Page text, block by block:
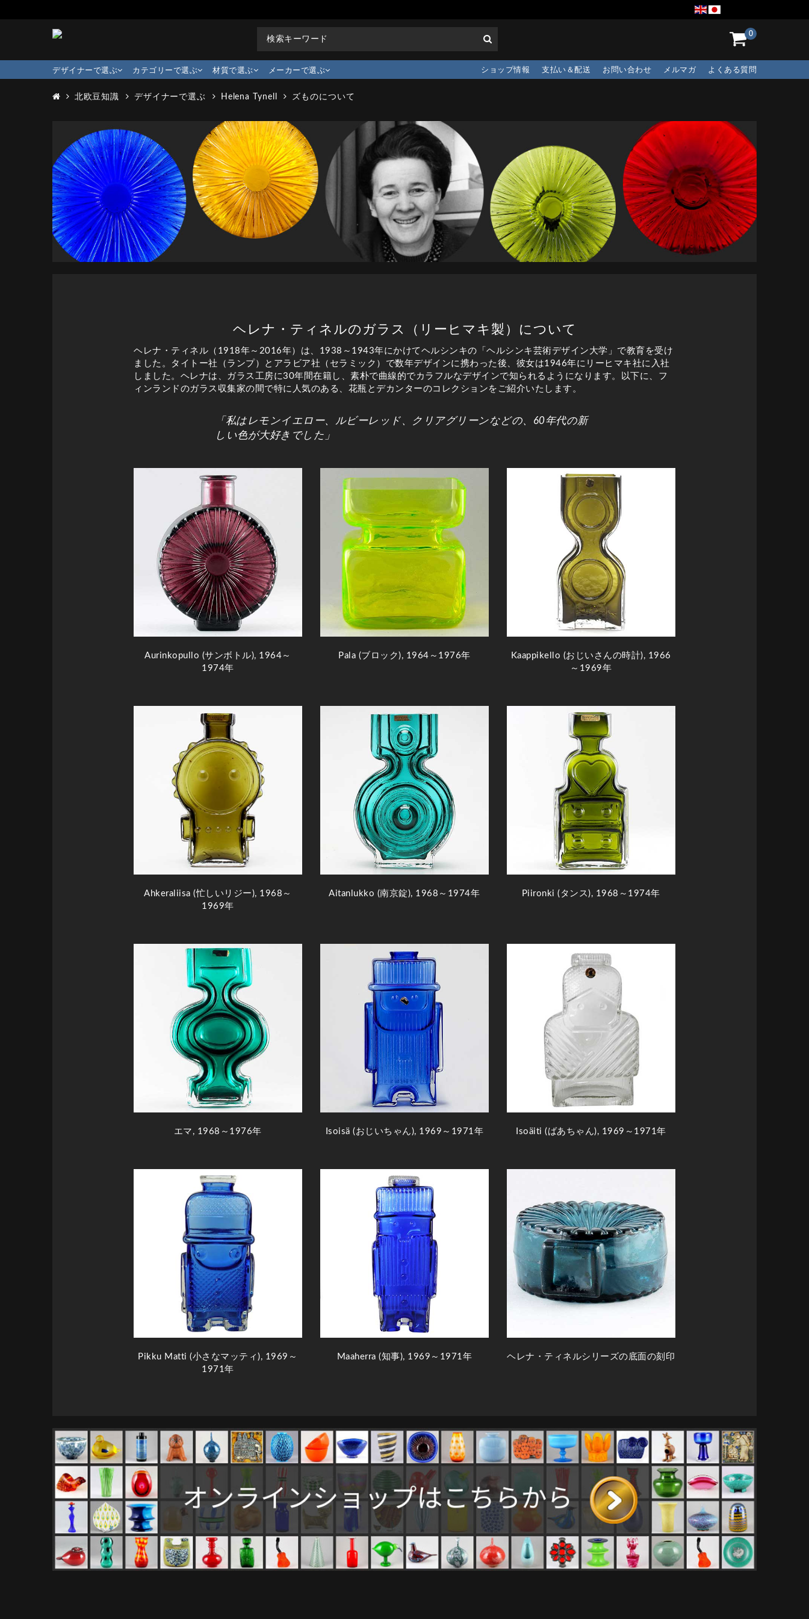
0
デザイナーで選ぶ カテゴリーで選ぶ 材質で選ぶ メーカーで選ぶ よくある質問
メルマガ
お問い合わせ
支払い＆配送
ショップ情報
北欧豆知識 デザイナーで選ぶ Helena Tynell ズものについて
ヘレナ・ティネルのガラス（リーヒマキ製）について
ヘレナ・ティネル（1918年～2016年）は、1938～1943年にかけてヘルシンキの「ヘルシンキ芸術デザイン大学」で教育を受け
ました。タイトー社（ランプ）とアラビア社（セラミック）で数年デザインに携わった後、彼女は1946年にリーヒマキ社に入社
しました。ヘレナは、ガラス工房に30年間在籍し、素朴で曲線的でカラフルなデザインで知られるようになります。以下に、フ
ィンランドのガラス収集家の間で特に人気のある、花瓶とデカンターのコレクションをご紹介いたします。
「私はレモンイエロー、ルビーレッド、クリアグリーンなどの、60年代の新
しい色が大好きでした」
Aurinkopullo (サンボトル), 1964～
1974年
Pala (ブロック), 1964～1976年
Kaappikello (おじいさんの時計), 1966
～1969年
Ahkeraliisa (忙しいリジー), 1968～
1969年
Aitanlukko (南京錠), 1968～1974年 Piironki (タンス), 1968～1974年
エマ, 1968～1976年 Isoisä (おじいちゃん), 1969～1971年 Isoäiti (ばあちゃん), 1969～1971年
Pikku Matti (小さなマッティ), 1969～
1971年
Maaherra (知事), 1969～1971年 ヘレナ・ティネルシリーズの底面の刻印